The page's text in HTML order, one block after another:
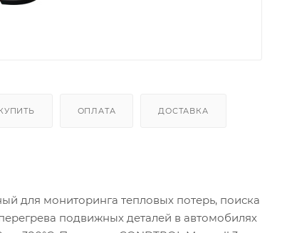
ОПЛАТА ДОСТАВКА
для мониторинга тепловых потерь, поиска
подвижных деталей в автомобилях